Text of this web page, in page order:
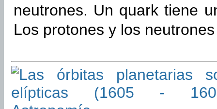
neutrones. Un quark tiene
Los protones y los